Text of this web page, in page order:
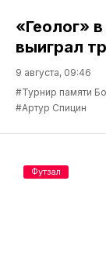
«Геолог»
выиграл
9 августа, 09:46
#Турнир памяти
#Артур Спицин
Футзал